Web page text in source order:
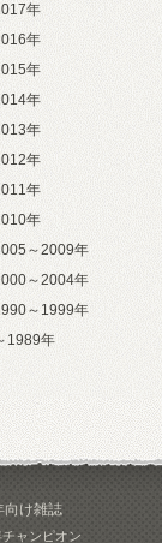
年
年
年
年
年
年
年
年
～2009年
～2004年
～1999年
1989年
向け雑誌
ャンピオン